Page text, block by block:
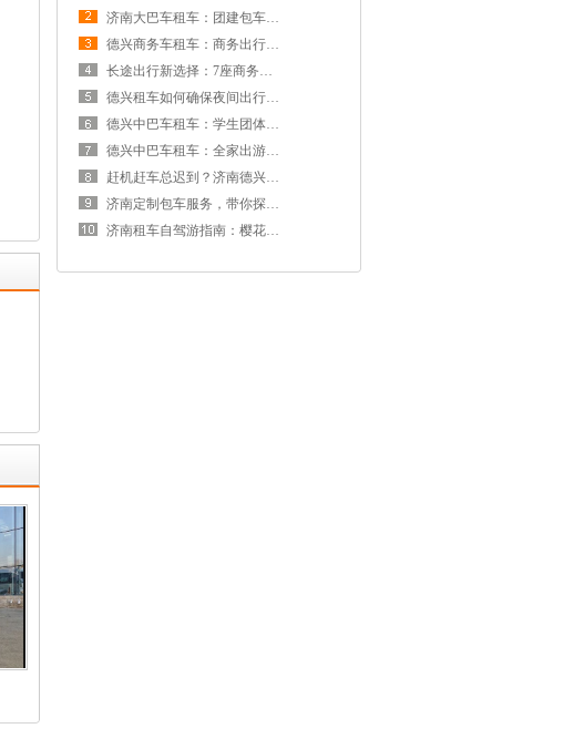
济南大巴车租车：团建包车攻略——大巴车接送，让欢乐一路同行
德兴商务车租车：商务出行新选择——豪车包车接送，彰显尊贵身份
长途出行新选择：7座商务车跨城包车服务受欢迎
德兴租车如何确保夜间出行无忧？24小时应急用车保障揭秘
德兴中巴车租车：学生团体如何选择19座中巴进行毕业旅行包车
德兴中巴车租车：全家出游想省心？济南一站式包车服务带你玩转泉城
赶机赶车总迟到？济南德兴租车让你从此告别慌张
济南定制包车服务，带你探索小众打卡地，解锁城市新玩法
济南租车自驾游指南：樱花季限定车型推荐